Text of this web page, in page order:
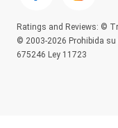
Ratings and Reviews: ©
© 2003-2026 Prohibida su
675246 Ley 11723